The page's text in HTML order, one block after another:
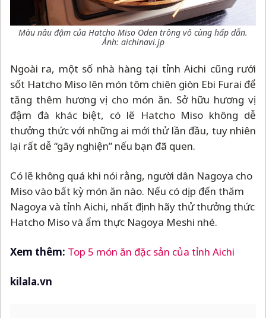
Màu nâu đậm của Hatcho Miso Oden trông vô cùng hấp dẫn.
Ảnh: aichinavi.jp
Ngoài ra, một số nhà hàng tại tỉnh Aichi cũng rưới
sốt Hatcho Miso lên món tôm chiên giòn Ebi Furai để
tăng thêm hương vị cho món ăn. Sở hữu hương vị
đậm đà khác biệt, có lẽ Hatcho Miso không dễ
thưởng thức với những ai mới thử lần đầu, tuy nhiên
lại rất dễ “gây nghiện” nếu bạn đã quen.
Có lẽ không quá khi nói rằng, người dân Nagoya cho
Miso vào bất kỳ món ăn nào. Nếu có dịp đến thăm
Nagoya và tỉnh Aichi, nhất định hãy thử thưởng thức
Hatcho Miso và ẩm thực Nagoya Meshi nhé.
Xem thêm: Top 5 món ăn đặc sản của tỉnh Aichi
kilala.vn